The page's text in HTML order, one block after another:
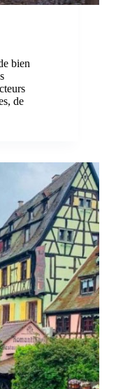
bien
de